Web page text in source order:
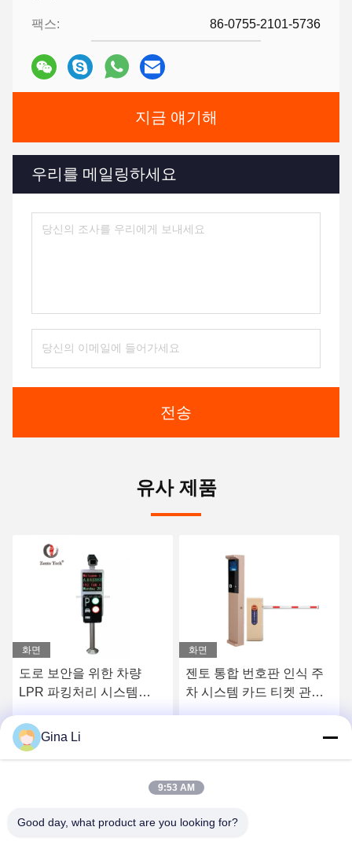
팩스: 86-0755-2101-5736
지금 얘기해
우리를 메일링하세요
전송
유사 제품
화면
도로 보안을 위한 차량
LPR 파킹처리 시스템
화면
젠토 통합 번호판 인식 주
차 시스템 카드 티켓 관리
Gina Li
9:53 AM
Good day, what product are you looking for?